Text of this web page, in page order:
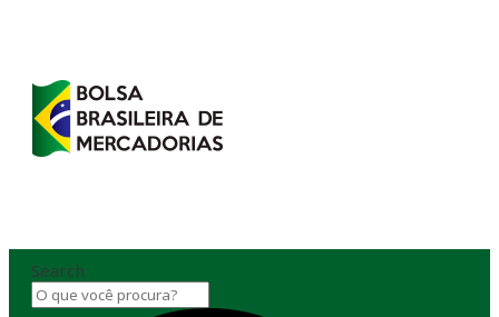
Search